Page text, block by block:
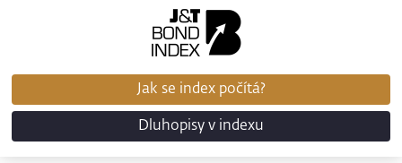
Jak se index počítá?
Dluhopisy v indexu